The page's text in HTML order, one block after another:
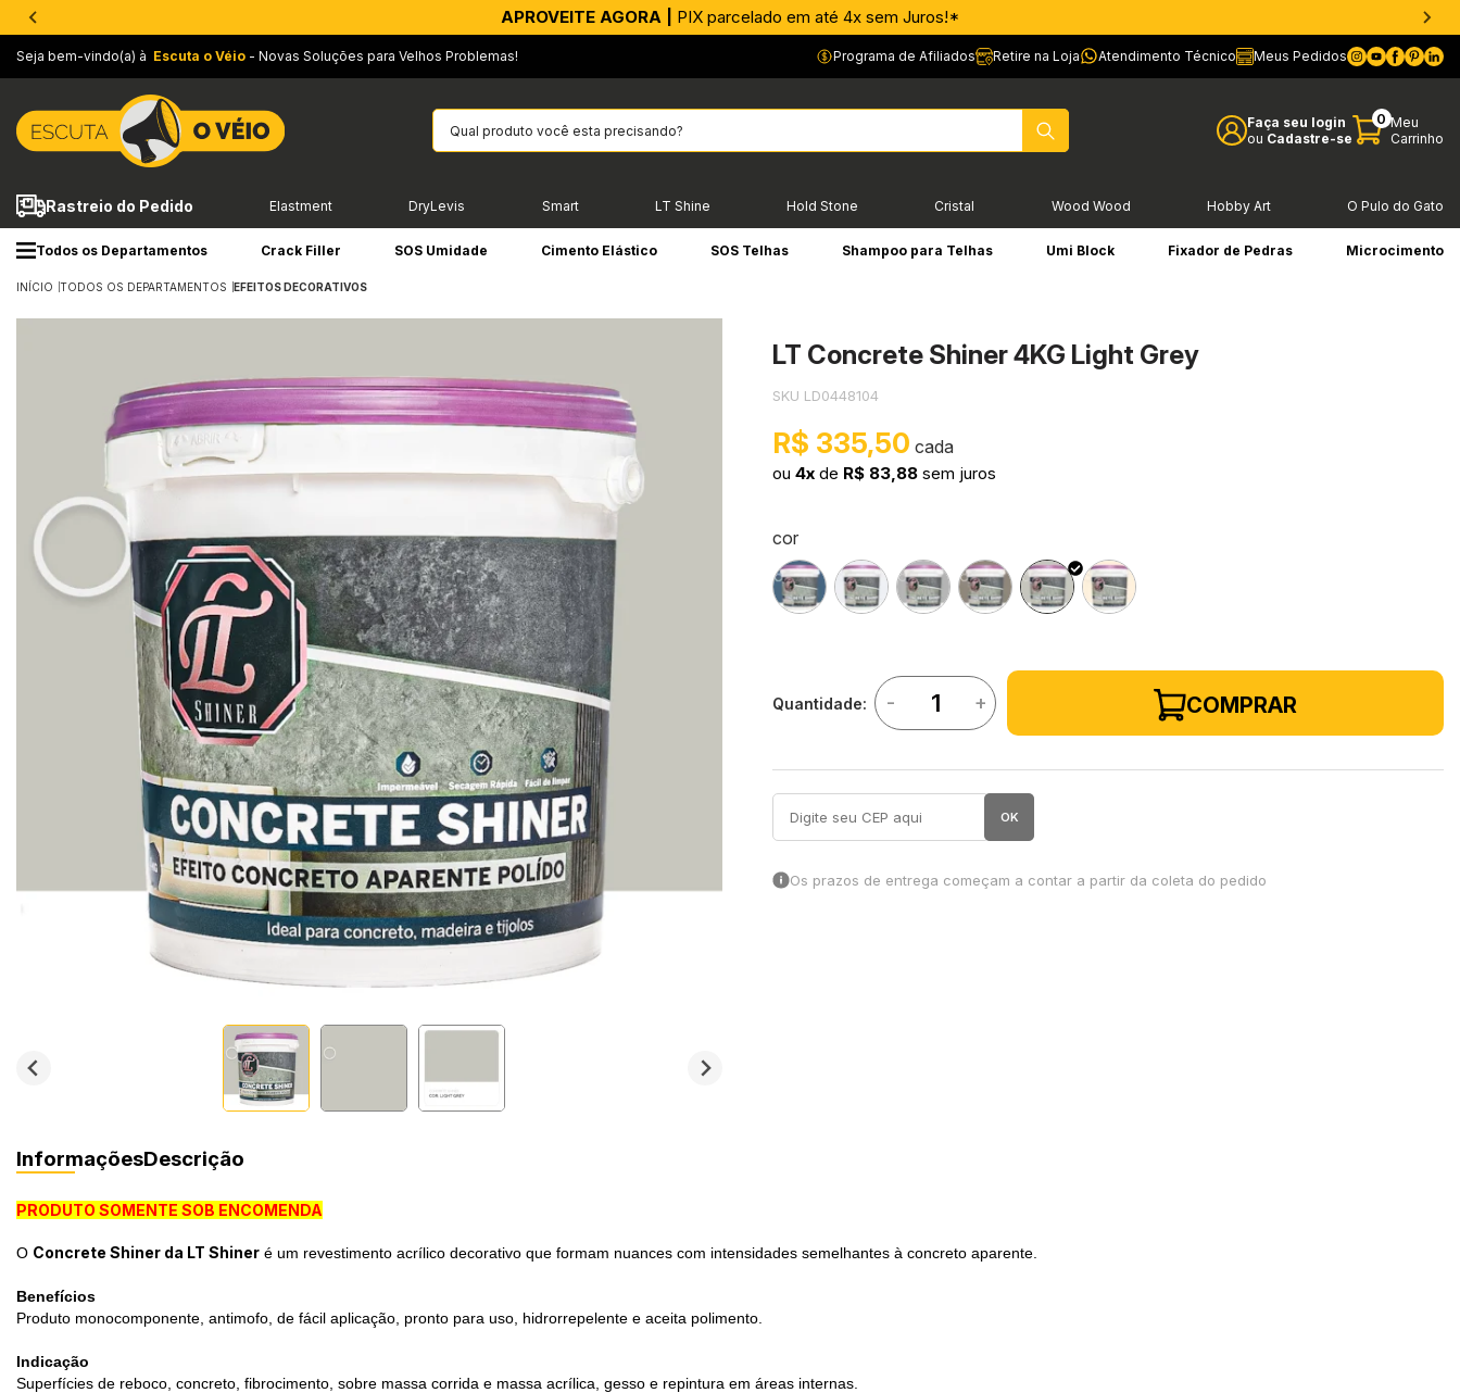
APROVEITE AGORA | PIX parcelado em até 4x sem Juros!*
Seja bem-vindo(a) à Escuta o Véio - Novas Soluções para Velhos Problemas! Programa de Afiliados Retire na Loja Atendimento Técnico Meus Pedidos
Faça seu login
ou Cadastre-se
0 Meu
Carrinho
Rastreio do Pedido Elastment DryLevis Smart LT Shine Hold Stone Cristal Wood Wood Hobby Art O Pulo do Gato
Todos os Departamentos Crack Filler SOS Umidade Cimento Elástico SOS Telhas Shampoo para Telhas Umi Block Fixador de Pedras Microcimento
INÍCIO TODOS OS DEPARTAMENTOS EFEITOS DECORATIVOS
LT Concrete Shiner 4KG Light Grey
SKU LD0448104
R$ 335,50
ou4x de R$ 83,88 sem juros
cor
Quantidade: - + COMPRAR
OK
Os prazos de entrega começam a contar a partir da coleta do pedido
InformaçõesDescrição
PRODUTO SOMENTE SOB ENCOMENDA
O Concrete Shiner da LT Shiner é um revestimento acrílico decorativo que formam nuances com intensidades semelhantes à concreto aparente.
Benefícios
Produto monocomponente, antimofo, de fácil aplicação, pronto para uso, hidrorrepelente e aceita polimento.
Indicação
Superfícies de reboco, concreto, fibrocimento, sobre massa corrida e massa acrílica, gesso e repintura em áreas internas.